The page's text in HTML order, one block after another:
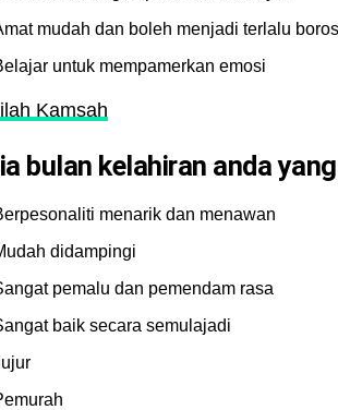
mudah dan boleh menjadi terlalu boros
untuk mempamerkan emosi
bulan kelahiran anda
menarik dan menawan
didampingi
pemalu dan pemendam rasa
baik secara semulajadi